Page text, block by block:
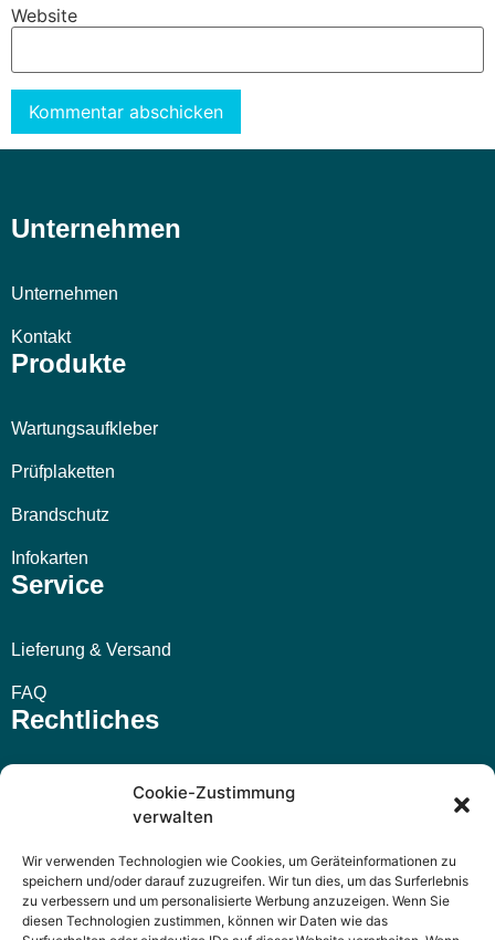
Cookie-Zustimmung
verwalten
Wir verwenden Technologien wie Cookies, um Geräteinformationen zu
speichern und/oder darauf zuzugreifen. Wir tun dies, um das Surferlebnis
zu verbessern und um personalisierte Werbung anzuzeigen. Wenn Sie
diesen Technologien zustimmen, können wir Daten wie das
Website
Unternehmen
Unternehmen
Kontakt
Produkte
Wartungsaufkleber
Prüfplaketten
Brandschutz
Infokarten
Service
Lieferung & Versand
FAQ
Rechtliches
Widerrufsbelehrung
Datenschutzerklärung